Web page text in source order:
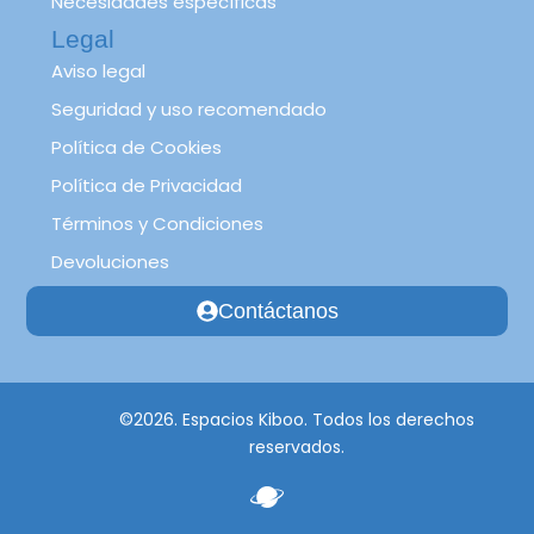
Legal
Aviso legal
Seguridad y uso recomendado
Política de Cookies
Política de Privacidad
Términos y Condiciones
Devoluciones
Contáctanos
©2026. Espacios Kiboo. Todos los derechos
reservados.